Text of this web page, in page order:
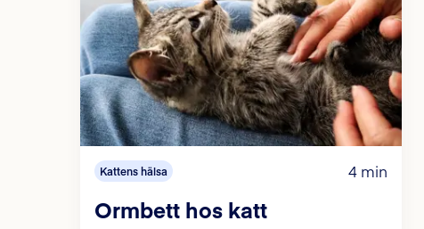
Kattens hälsa 4 min
Ormbett hos katt